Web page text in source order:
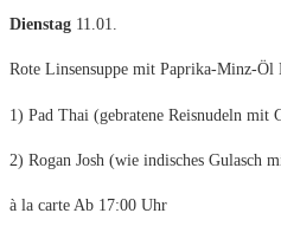
Dienstag 11.01.
Rote Linsensuppe mit Paprika-Minz-Öl
1) Pad Thai (gebratene Reisnudeln mit
2) Rogan Josh (wie indisches Gulasch
à la carte Ab 17:00 Uhr